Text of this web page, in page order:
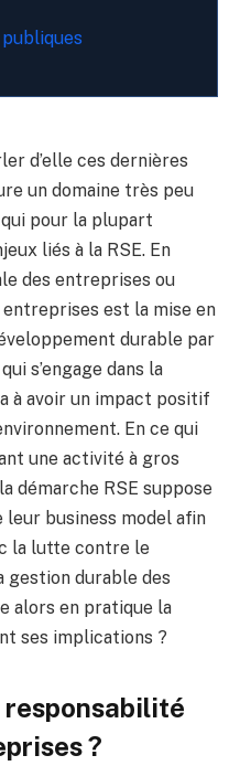
d’elle ces dernières
un domaine très peu
pour la plupart
liés à la RSE. En
des entreprises ou
est la mise en
durable par
s’engage dans la
à avoir un impact positif
En ce qui
une activité à gros
démarche RSE suppose
leur business model afin
la lutte contre le
gestion durable des
alors en pratique la
ses implications ?
responsabilité
?